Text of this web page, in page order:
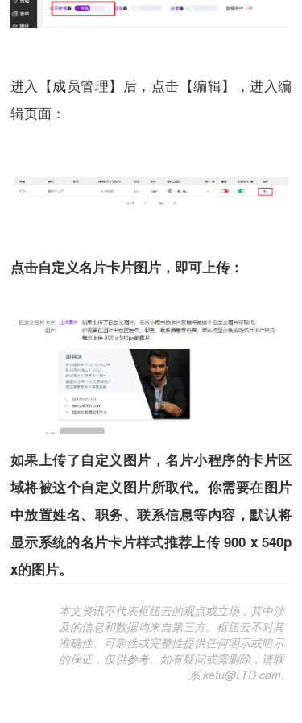
进入【成员管理】后，点击【编辑】，进入编
辑页面：
点击自定义名片卡片图片，即可上传：
如果上传了自定义图片，名片小程序的卡片区
域将被这个自定义图片所取代。 你需要在图片
中放置姓名、职务、联系信息等内容，默认将
显示系统的名片卡片样式推荐上传 900 x 540p
x的图片。
本文资讯不代表枢纽云的观点或立场，其中涉
及的信息和数据均来自第三方。枢纽云不对其
准确性、可靠性或完整性提供任何明示或暗示
的保证，仅供参考。如有疑问或需删除，请联
系 kefu@LTD.com.